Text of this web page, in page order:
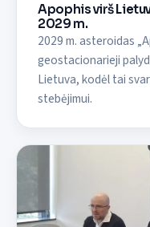
Apophis virš
2029 m.
2029 m. asteroidas
geostacionarieji
Lietuva, kodėl tai
stebėjimui.